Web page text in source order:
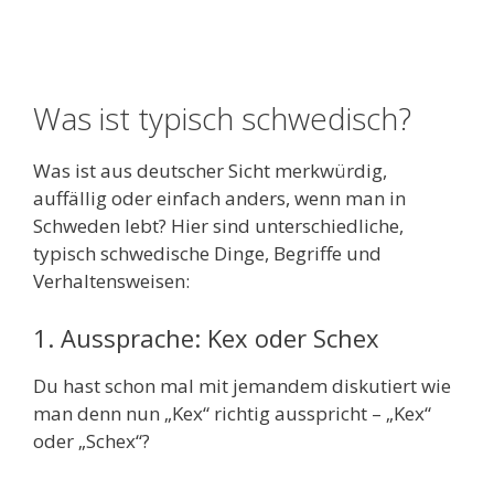
Was ist typisch schwedisch?
Was ist aus deutscher Sicht merkwürdig,
auffällig oder einfach anders, wenn man in
Schweden lebt? Hier sind unterschiedliche,
typisch schwedische Dinge, Begriffe und
Verhaltensweisen:
1. Aussprache: Kex oder Schex
Du hast schon mal mit jemandem diskutiert wie
man denn nun „Kex“ richtig ausspricht – „Kex“
oder „Schex“?